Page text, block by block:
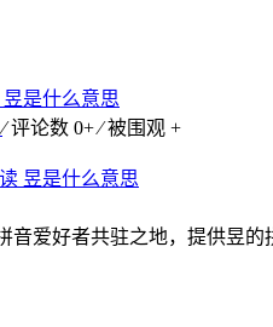
是什么意思
⁄ 评论数 0+ ⁄ 被围观 +
音爱好者共驻之地，提供昱